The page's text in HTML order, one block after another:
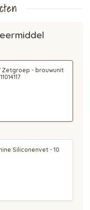
Zetgroep - brouwunit
Siliconenvet - 10